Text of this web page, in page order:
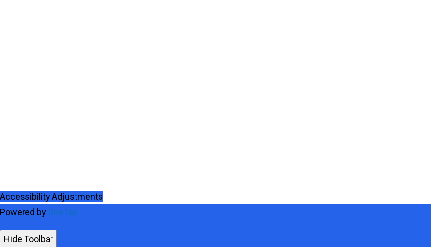
Accessibility Adjustments
Powered by OneTap
Hide Toolbar